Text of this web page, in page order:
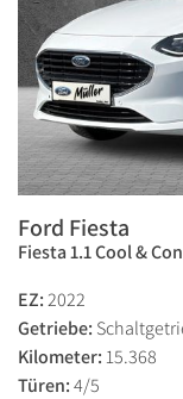
Ford Fiesta
Fiesta 1.1 Cool &
EZ:2022
Getriebe:
Kilometer: 15.368
Türen:4/5